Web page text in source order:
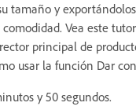
tamaño y
Vea este
principal de
usar la función Dar
y 50 segundos.